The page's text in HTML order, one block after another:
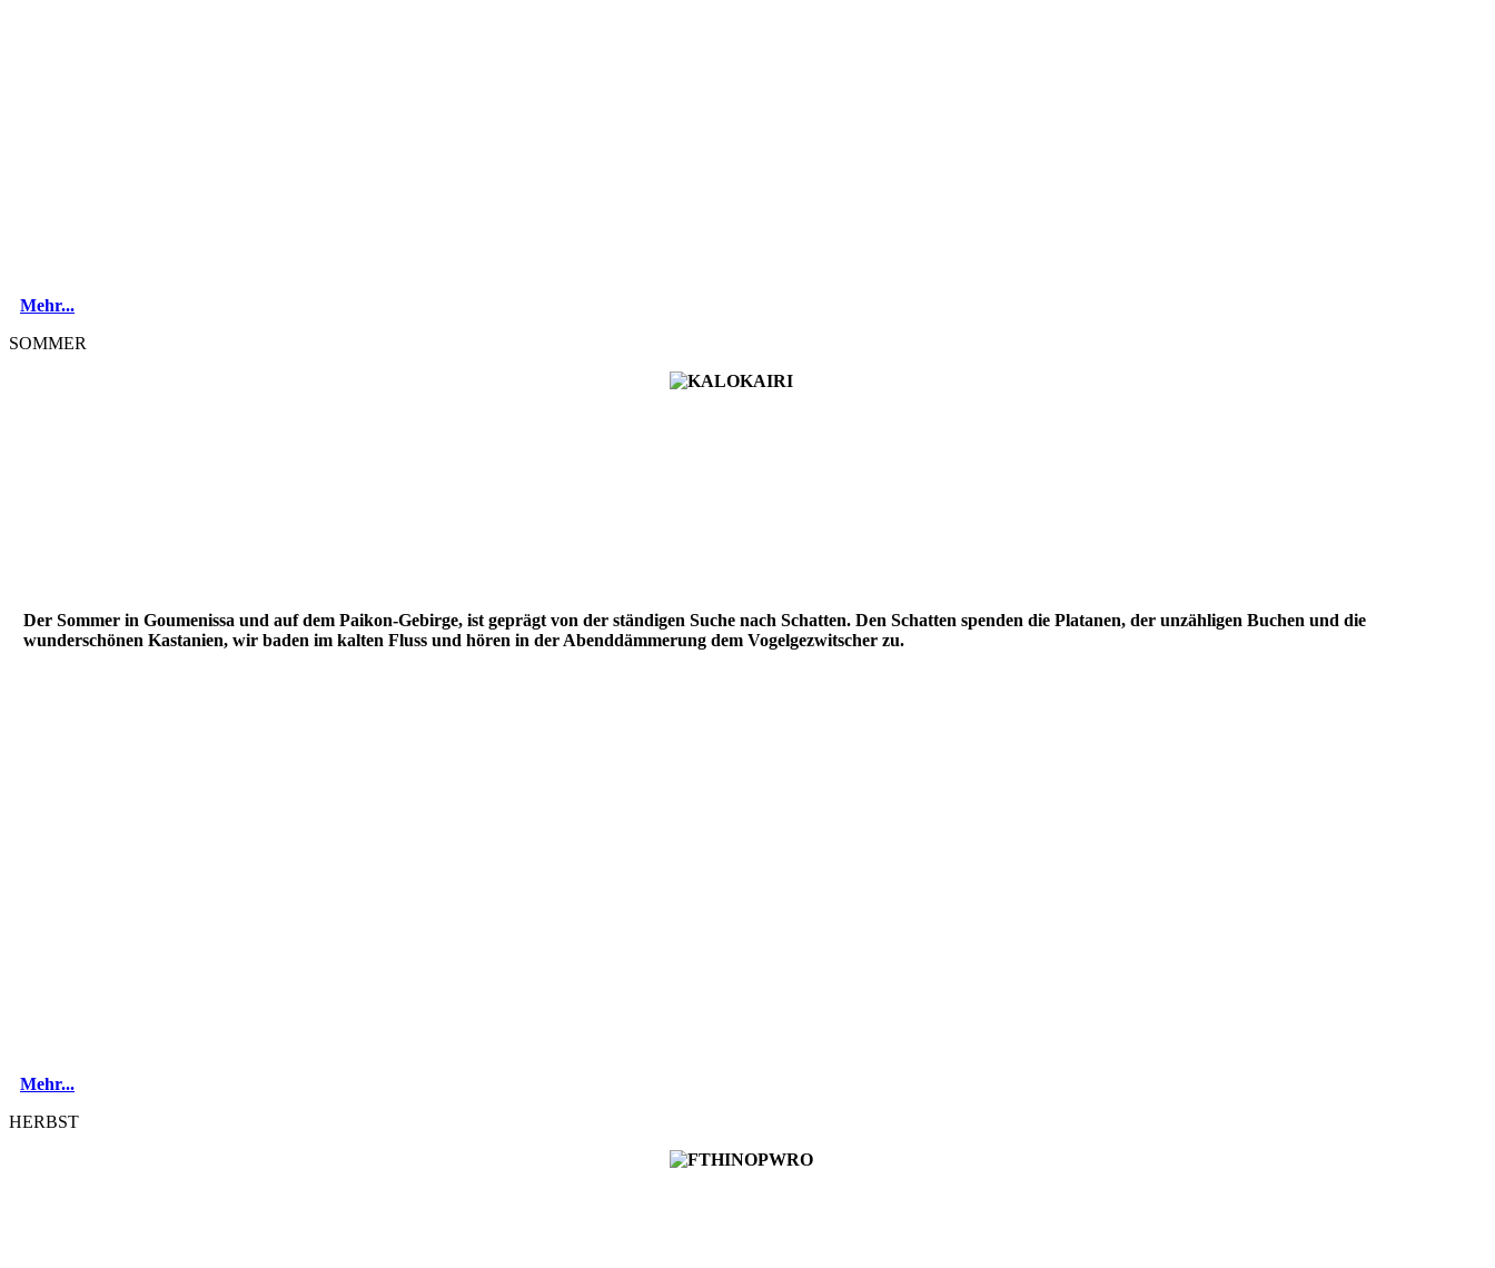
Mehr...
SOMMER
Der Sommer in Goumenissa und auf dem Paikon-Gebirge, ist geprägt von der ständigen Suche nach Schatten. Den Schatten spenden die Platanen, der unzähligen Buchen und die
wunderschönen Kastanien, wir baden im kalten Fluss und hören in der Abenddämmerung dem Vogelgezwitscher zu.
Mehr...
HERBST